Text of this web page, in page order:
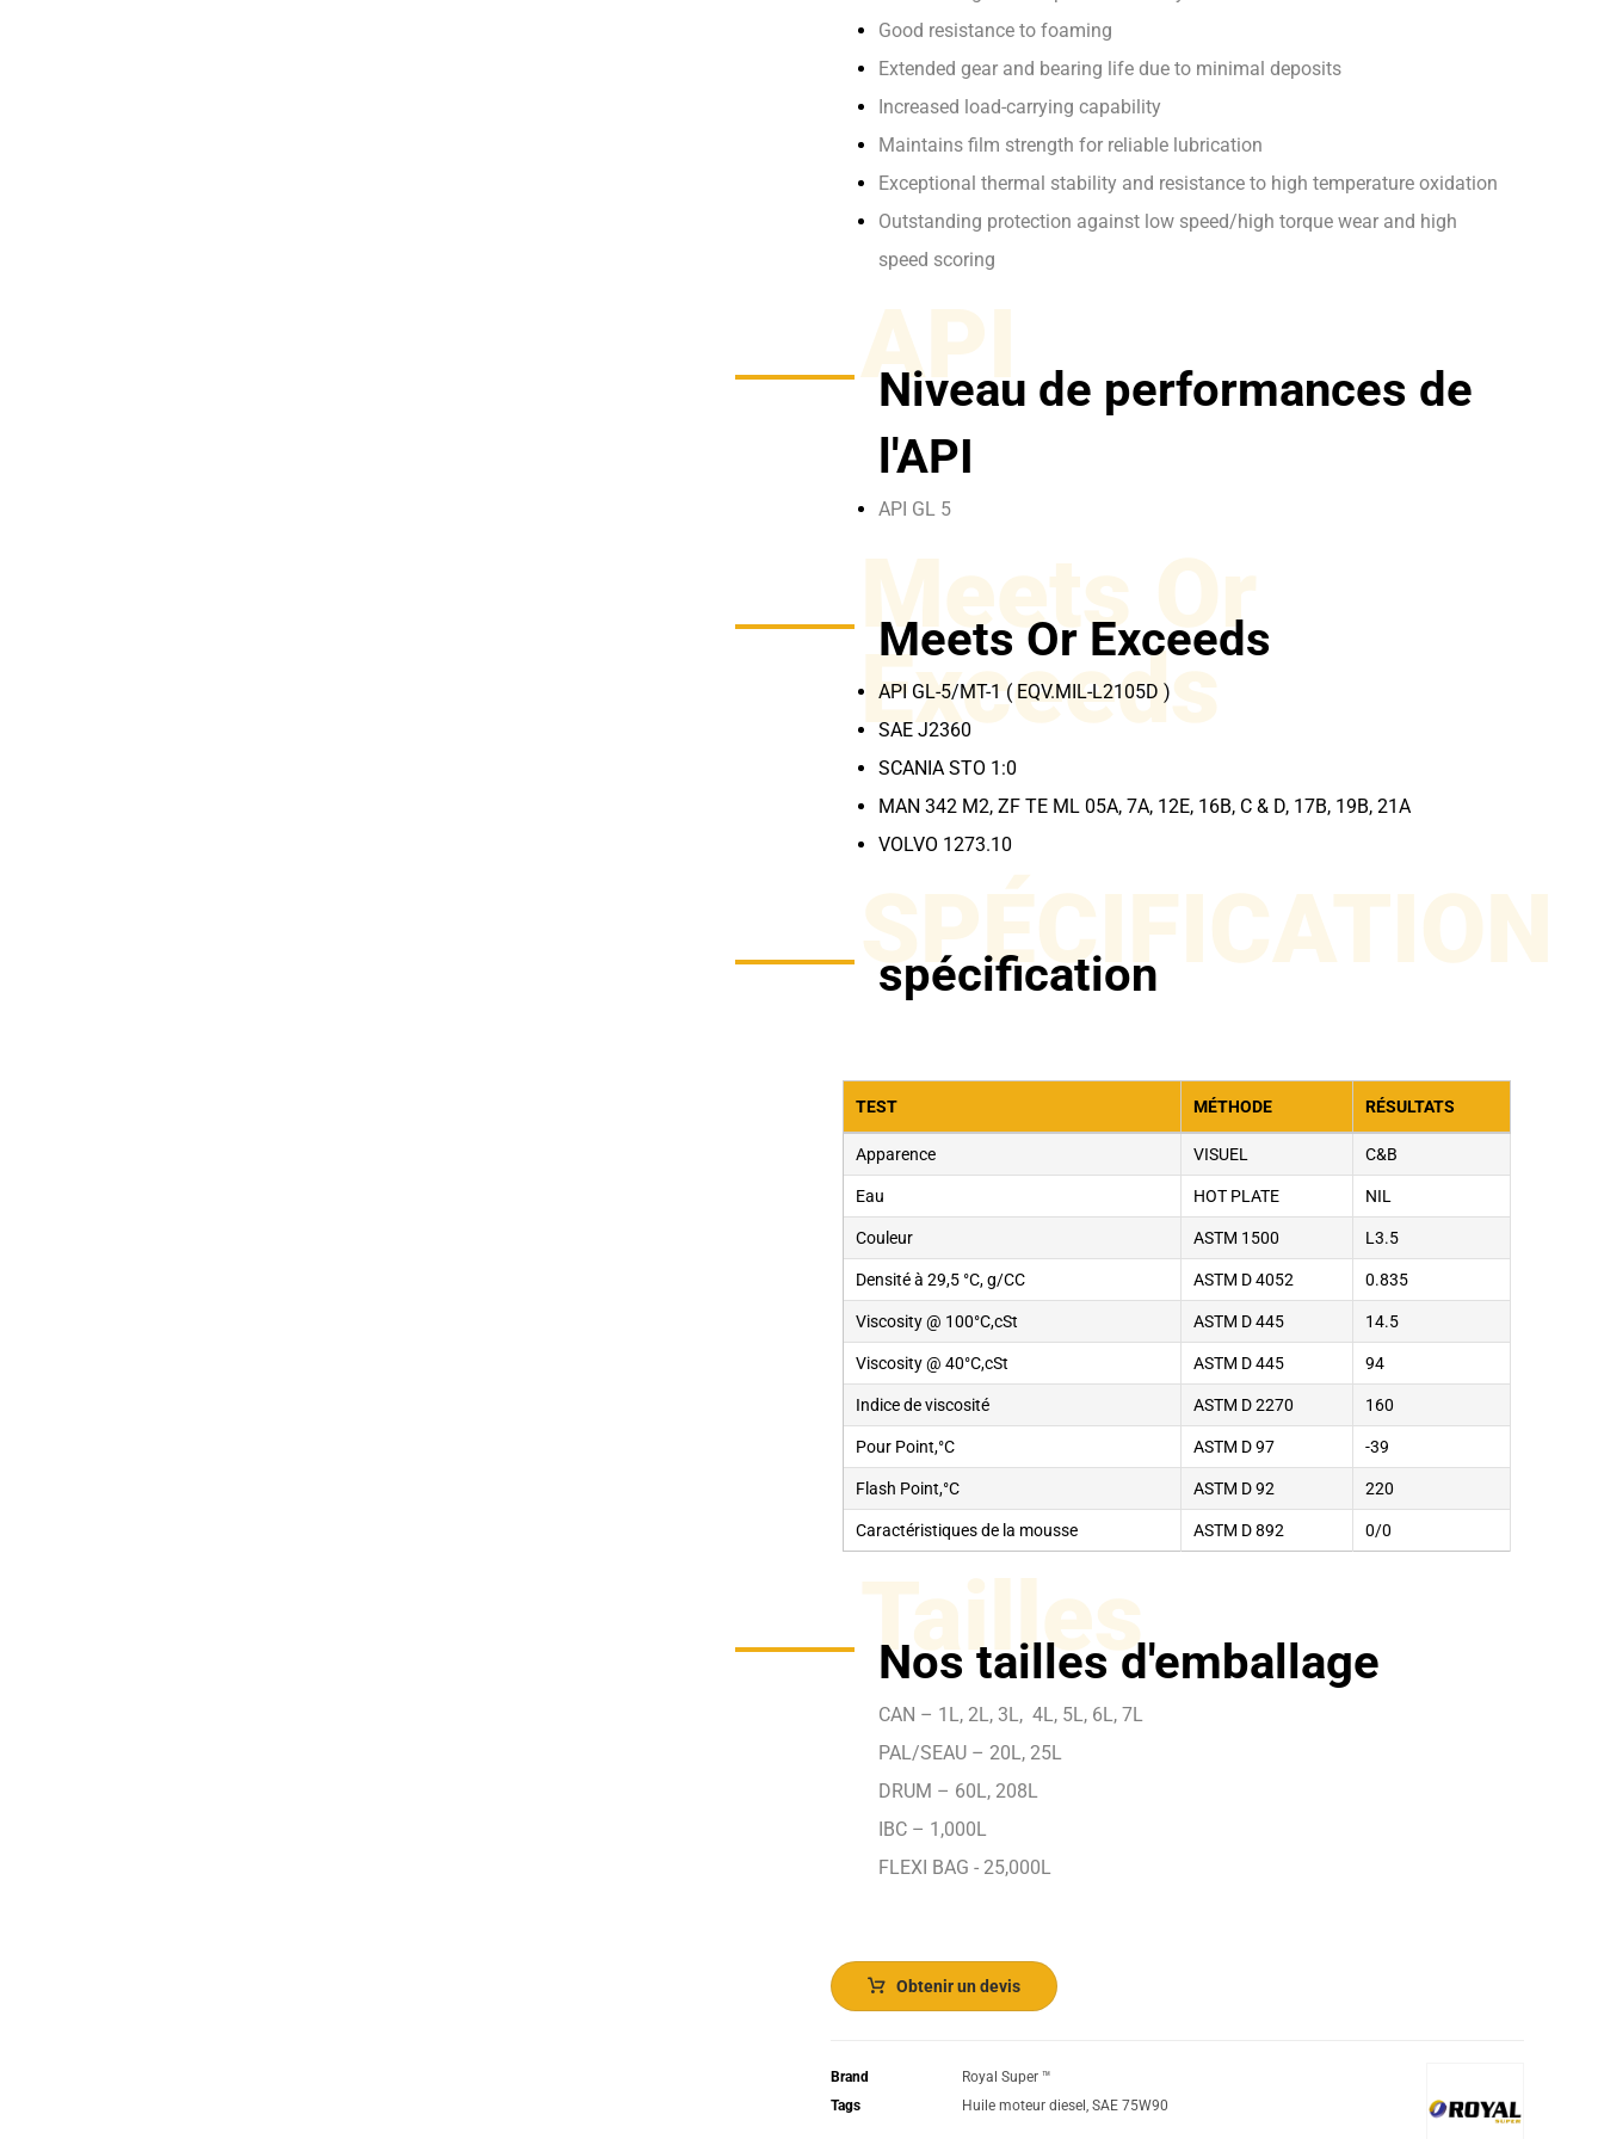
Good resistance to foaming
Extended gear and bearing life due to minimal deposits
Increased load-carrying capability
Maintains film strength for reliable lubrication
Exceptional thermal stability and resistance to high temperature oxidation
Outstanding protection against low speed/high torque wear and high
speed scoring
API
Niveau de performances de
l'API
API GL 5
Meets Or
Exceeds
Meets Or Exceeds
API GL-5/MT-1 ( EQV.MIL-L2105D )
SAE J2360
SCANIA STO 1:0
MAN 342 M2, ZF TE ML 05A, 7A, 12E, 16B, C & D, 17B, 19B, 21A
VOLVO 1273.10
SPÉCIFICATION
spécification
TEST MÉTHODE RÉSULTATS
Apparence VISUEL C&B
Eau HOT PLATE NIL
Couleur ASTM 1500 L3.5
Densité à 29,5 °C, g/CC ASTM D 4052 0.835
Viscosity @ 100°C,cSt ASTM D 445 14.5
Viscosity @ 40°C,cSt ASTM D 445 94
Indice de viscosité ASTM D 2270 160
Pour Point,°C ASTM D 97 -39
Flash Point,°C ASTM D 92 220
Caractéristiques de la mousse ASTM D 892 0/0
Tailles
Nos tailles d'emballage
CAN – 1L, 2L, 3L, 4L, 5L, 6L, 7L
PAL/SEAU – 20L, 25L
DRUM – 60L, 208L
IBC – 1,000L
FLEXI BAG - 25,000L
Obtenir un devis
Brand
Royal Super ™️
Tags
Huile moteur diesel,SAE 75W90